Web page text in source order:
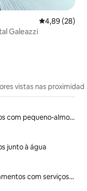
Classificação
4,89 (28)
Galeazzi
vistas nas
Espaços com pequeno-almoço
junto à água
Apartamentos com serviços incluídos